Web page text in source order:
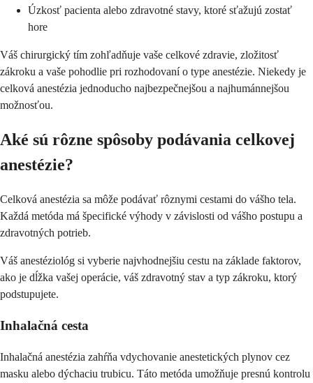
Úzkosť pacienta alebo zdravotné stavy, ktoré sťažujú zostať
hore
Váš chirurgický tím zohľadňuje vaše celkové zdravie, zložitosť
zákroku a vaše pohodlie pri rozhodovaní o type anestézie. Niekedy je
celková anestézia jednoducho najbezpečnejšou a najhumánnejšou
možnosťou.
Aké sú rôzne spôsoby podávania celkovej
anestézie?
Celková anestézia sa môže podávať rôznymi cestami do vášho tela.
Každá metóda má špecifické výhody v závislosti od vášho postupu a
zdravotných potrieb.
Váš anestéziológ si vyberie najvhodnejšiu cestu na základe faktorov,
ako je dĺžka vašej operácie, váš zdravotný stav a typ zákroku, ktorý
podstupujete.
Inhalačná cesta
Inhalačná anestézia zahŕňa vdychovanie anestetických plynov cez
masku alebo dýchaciu trubicu. Táto metóda umožňuje presnú kontrolu